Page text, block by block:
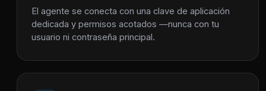
El agente se conecta con una clave de aplicación
dedicada y permisos acotados —nunca con tu
usuario ni contraseña principal.